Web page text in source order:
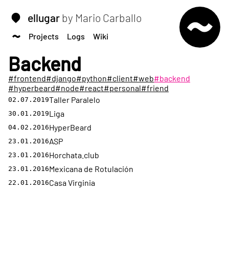
ellugar by Mario Carballo
Projects Logs Wiki
Backend
#frontend#django#python#client#web#backend
#hyperbeard#node#react#personal#friend
02.07.2019Taller Paralelo
30.01.2019Liga
04.02.2016HyperBeard
23.01.2016ASP
23.01.2016Horchata.club
23.01.2016Mexicana de Rotulación
22.01.2016Casa Virginia